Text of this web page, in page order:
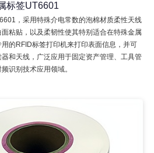
标签UT6601
，采用特殊介电常数的泡棉材质柔性天线
粘贴，以及柔韧性使其特别适合在特殊金属
的RFID标签打印机来打印表面信息，并可
和天线，广泛应用于固定资产管理、工具管
识别技术应用领域。